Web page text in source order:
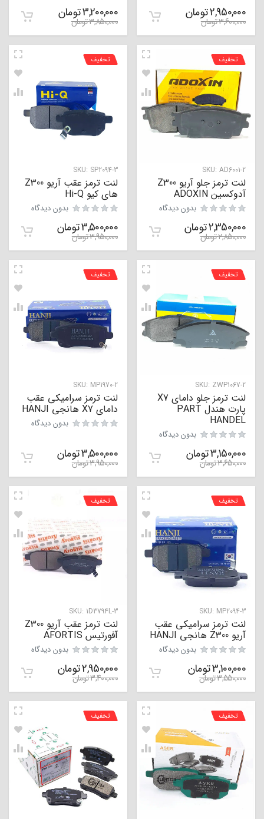
2,950,000تومان
3,600,000تومان
3,200,000تومان
3,850,000تومان
SKU: AD6001-2
تخفیف
لنت ترمز جلو آریو Z300
آدوکسین ADOXIN
بدون دیدگاه
2,350,000تومان
2,850,000تومان
SKU: SP2094-3
تخفیف
لنت ترمز عقب آریو Z300
های کیو Hi-Q
بدون دیدگاه
3,500,000تومان
3,950,000تومان
SKU: ZWP1067-2
تخفیف
لنت ترمز جلو دامای X7
پارت هندل PART
HANDEL
بدون دیدگاه
3,150,000تومان
3,650,000تومان
SKU: MP1970-2
تخفیف
لنت ترمز سرامیکی عقب
دامای X7 هانجی HANJI
بدون دیدگاه
3,500,000تومان
3,950,000تومان
SKU: MP2094-3
تخفیف
لنت ترمز سرامیکی عقب
آریو Z300 هانجی HANJI
بدون دیدگاه
3,100,000تومان
3,550,000تومان
SKU: 1D3794L-3
تخفیف
لنت ترمز عقب آریو Z300
آفورتیس AFORTIS
بدون دیدگاه
2,950,000تومان
3,400,000تومان
تخفیف تخفیف